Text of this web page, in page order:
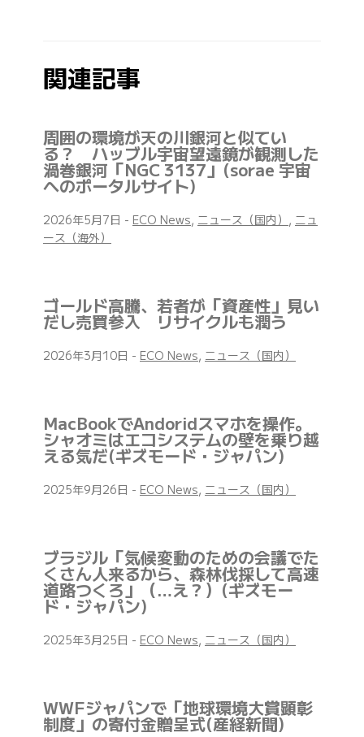
関連記事
周囲の環境が天の川銀河と似てい
る？ ハッブル宇宙望遠鏡が観測した
渦巻銀河「NGC 3137」(sorae 宇宙
へのポータルサイト)
2026年5月7日 - ECO News, ニュース（国内） , ニュ
ース（海外）
ゴールド高騰、若者が「資産性」見い
だし売買参入 リサイクルも潤う
2026年3月10日 - ECO News, ニュース（国内）
MacBookでAndoridスマホを操作。
シャオミはエコシステムの壁を乗り越
える気だ(ギズモード・ジャパン)
2025年9月26日 - ECO News, ニュース（国内）
ブラジル「気候変動のための会議でた
くさん人来るから、森林伐採して高速
道路つくろ」（…え？）(ギズモー
ド・ジャパン)
2025年3月25日 - ECO News, ニュース（国内）
WWFジャパンで「地球環境大賞顕彰
制度」の寄付金贈呈式(産経新聞)